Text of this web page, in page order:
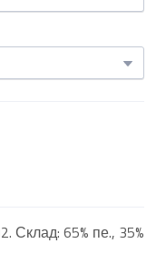
Склад: 65% пе., 35%